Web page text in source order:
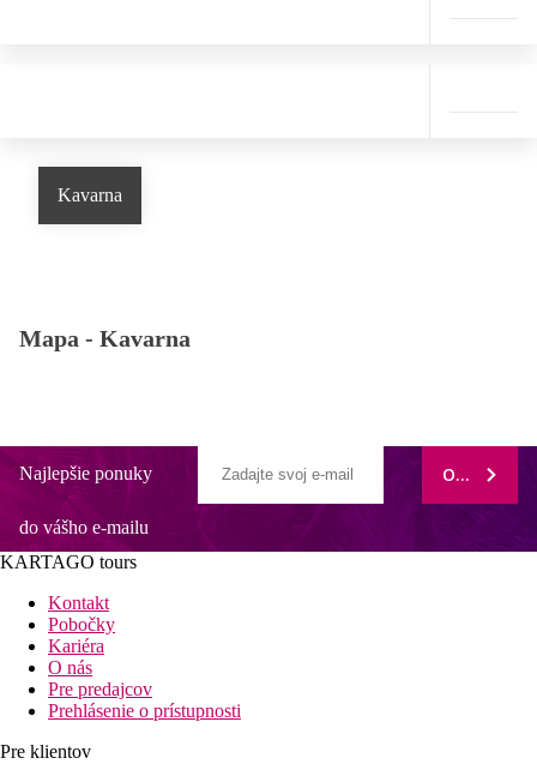
Kavarna
Mapa - Kavarna
Najlepšie ponuky
do vášho e-mailu
ODOBERAŤ
KARTAGO tours
Kontakt
Pobočky
Kariéra
O nás
Pre predajcov
Prehlásenie o prístupnosti
Pre klientov